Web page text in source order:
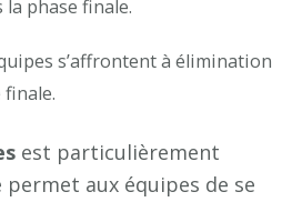
phase finale.
s’affrontent à élimination
est particulièrement
aux équipes de se